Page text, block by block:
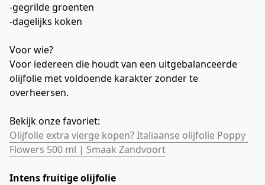
-gegrilde groenten
-dagelijks koken
Voor wie?
Voor iedereen die houdt van een uitgebalanceerde
olijfolie met voldoende karakter zonder te
overheersen.
Bekijk onze favoriet:
Olijfolie extra vierge kopen? Italiaanse olijfolie Poppy
Flowers 500 ml | Smaak Zandvoort
Intens fruitige olijfolie